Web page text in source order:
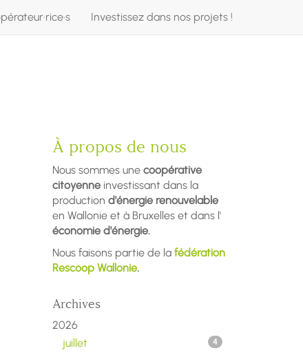
Investissez dans nos projets !
À propos de nous
Nous sommes une coopérative
citoyenne investissant dans la
production d'énergie renouvelable
en Wallonie et à Bruxelles et dans l'
économie d'énergie.
Nous faisons partie de la fédération
Rescoop Wallonie.
Archives
2026
juillet
4